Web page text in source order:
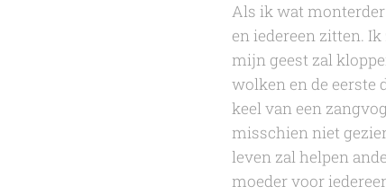
Als ik wat monterder
en iedereen zitten.
mijn geest zal
wolken en de eerste
keel van een
misschien niet
leven zal helpen
moeder voor